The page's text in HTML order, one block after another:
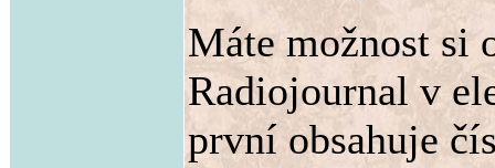
Máte možnost si
Radiojournal v
první obsahuje